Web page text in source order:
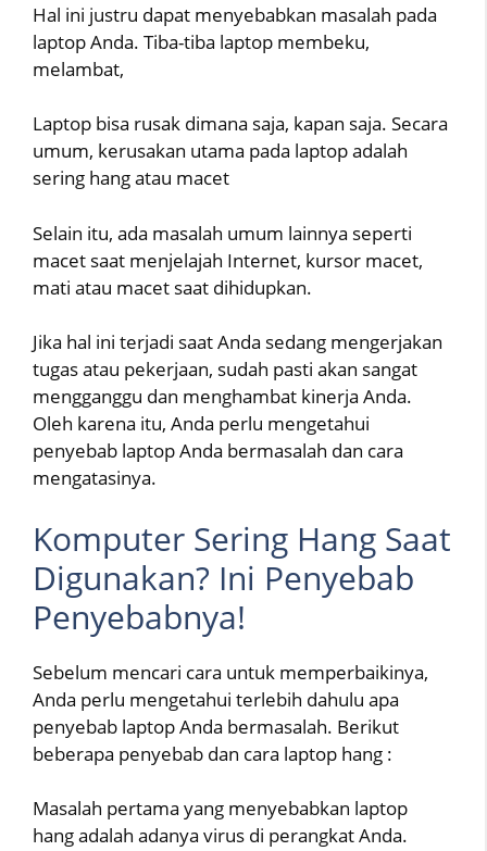
Hal ini justru dapat menyebabkan masalah pada
laptop Anda. Tiba-tiba laptop membeku,
melambat,
Laptop bisa rusak dimana saja, kapan saja. Secara
umum, kerusakan utama pada laptop adalah
sering hang atau macet
Selain itu, ada masalah umum lainnya seperti
macet saat menjelajah Internet, kursor macet,
mati atau macet saat dihidupkan.
Jika hal ini terjadi saat Anda sedang mengerjakan
tugas atau pekerjaan, sudah pasti akan sangat
mengganggu dan menghambat kinerja Anda.
Oleh karena itu, Anda perlu mengetahui
penyebab laptop Anda bermasalah dan cara
mengatasinya.
Komputer Sering Hang Saat
Digunakan? Ini Penyebab
Penyebabnya!
Sebelum mencari cara untuk memperbaikinya,
Anda perlu mengetahui terlebih dahulu apa
penyebab laptop Anda bermasalah. Berikut
beberapa penyebab dan cara laptop hang :
Masalah pertama yang menyebabkan laptop
hang adalah adanya virus di perangkat Anda.